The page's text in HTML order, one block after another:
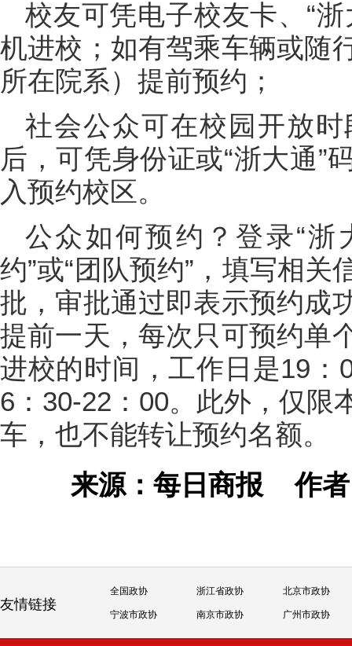
校友可凭电子校友卡、“
机进校；如有驾乘车辆或随
所在院系）提前预约；
社会公众可在校园开放
后，可凭身份证或“浙大通”
入预约校区。
公众如何预约？登录“浙
约”或“团队预约”，填写相
批，审批通过即表示预约成
提前一天，每次只可预约单
进校的时间，工作日是19：
6：30-22：00。此外，仅限
车，也不能转让预约名额。
来源：每日商报作
友情链接
全国政协 浙江省政协 北京市政协
宁波市政协 南京市政协 广州市政协